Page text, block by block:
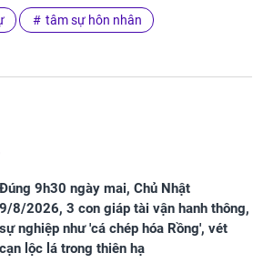
tâm sự hôn nhân
Đúng 9h30 ngày mai, Chủ Nhật
9/8/2026, 3 con giáp tài vận hanh thông,
sự nghiệp như 'cá chép hóa Rồng', vét
cạn lộc lá trong thiên hạ